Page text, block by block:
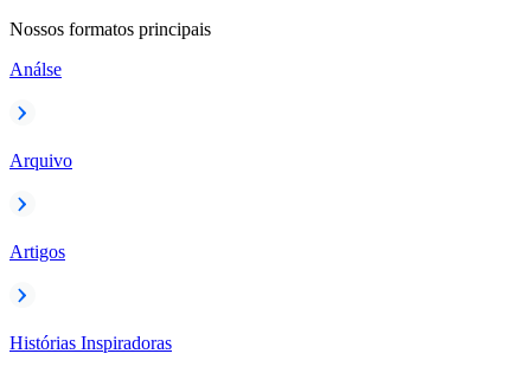
Nossos formatos principais
Análse
Arquivo
Artigos
Histórias Inspiradoras